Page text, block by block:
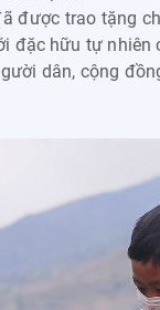
được trao tặng
đặc hữu tự
dân, cộng